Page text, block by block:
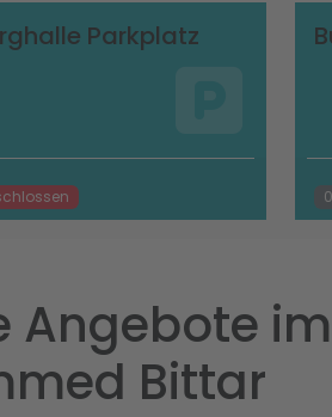
Parkplatz
Angebote
Bittar